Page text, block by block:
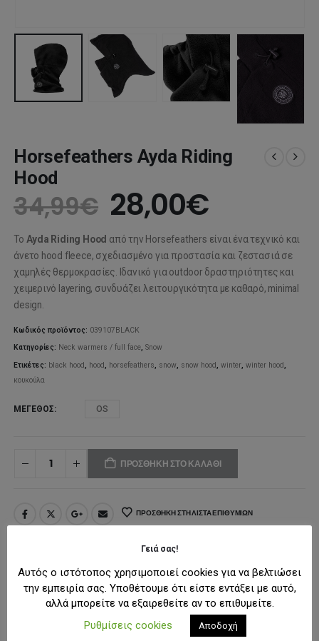
Horsefeathers Ayda Riding
Hood
34,99€ Original
price
was:
34,99€.
28,00€Η
τιμή
είναι:
Το Ayda Riding Hood από την Horsefeathers είναι ένα τεχνικό και
άνετο hood fleece, σχεδιασμένο για προστασία και ζεστασιά σε
χαμηλές θερμοκρασίες. Ιδανικό για outdoor δραστηριότητες και
χειμερινό layering, συνδυάζει λειτουργικότητα με καθαρό, minimal
design.
Κωδικός προϊόντος: 039107BLACK
Κατηγορίες: Neck warmers / full face,Snow
Ετικέτες: black hood, hood, horsefeathers, snow, snow hood,winter,winter hood,
κουκούλα
ΜΈΓΕΘΟΣ OS
ΠΡΟΣΘΉΚΗ ΣΤΟ ΚΑΛΆΘΙ
ΠΡΟΣΘΉΚΗ ΣΤΗ ΛΊΣΤΑ ΕΠΙΘΥΜΙΏΝ
ΠΕΡΙΓΡΑΦΉ
Horsefeathersείναι ένα τεχνικό
και άνετο hood fleece, σχεδιασμένο για προστασία και
Γειά σας!
Αυτός ο ιστότοπος χρησιμοποιεί cookies για να βελτιώσει
την εμπειρία σας. Υποθέτουμε ότι είστε εντάξει με αυτό,
αλλά μπορείτε να εξαιρεθείτε αν το επιθυμείτε.
Ρυθμίσεις cookies
Αποδοχή